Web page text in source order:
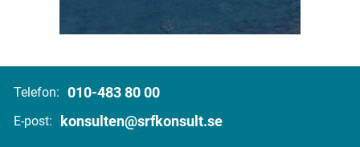
Telefon: 010-483 80 00
E-post: konsulten@srfkonsult.se